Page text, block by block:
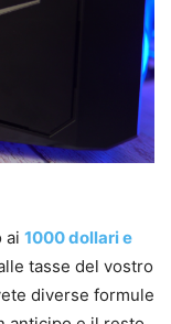
ai 1000 dollari e
tasse del vostro
diverse formule